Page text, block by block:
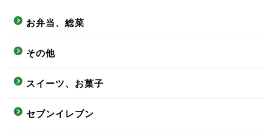
お弁当、総菜
その他
スイーツ、お菓子
セブンイレブン